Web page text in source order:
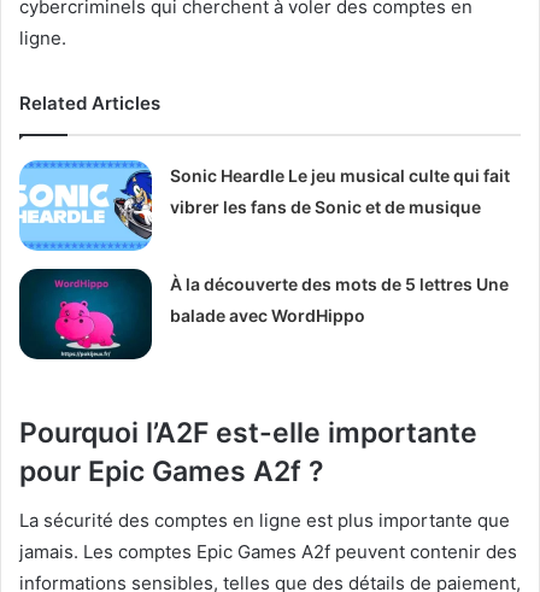
cybercriminels qui cherchent à voler des comptes en
ligne.
Related Articles
Sonic Heardle Le jeu musical culte qui fait
vibrer les fans de Sonic et de musique
À la découverte des mots de 5 lettres Une
balade avec WordHippo
Pourquoi l’A2F est-elle importante
pour Epic Games A2f ?
La sécurité des comptes en ligne est plus importante que
jamais. Les comptes Epic Games A2f peuvent contenir des
informations sensibles, telles que des détails de paiement,